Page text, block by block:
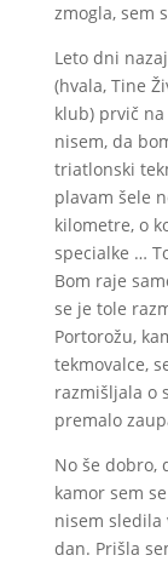
zmogla, sem
Leto dni
(hvala, Tine
klub) prvič
nisem, da
triatlonski
plavam šele
kilometre, o
specialke …
Bom raje
se je tole
Portorožu,
tekmovalce,
razmišljala o
premalo
No še dobro,
kamor sem
nisem sledila
dan. Prišla